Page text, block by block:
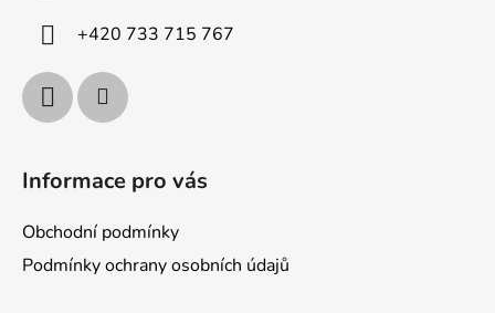
+420 733 715 767
Informace pro vás
Obchodní podmínky
Podmínky ochrany osobních údajů